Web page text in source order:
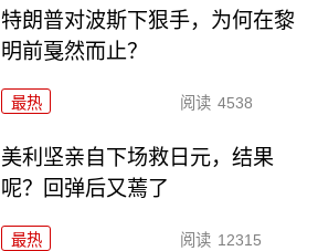
特朗普对波斯下狠手，为何在黎
明前戛然而止？
最热 阅读 4538
美利坚亲自下场救日元，结果
呢？回弹后又蔫了
最热 阅读 12315